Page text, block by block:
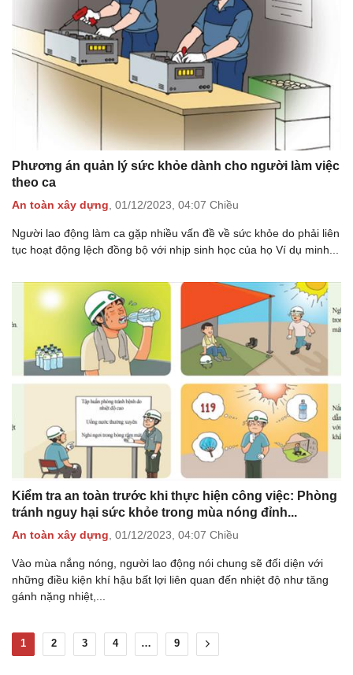
Phương án quản lý sức khỏe dành cho người làm việc
theo ca
An toàn xây dựng, 01/12/2023, 04:07 Chiều
Người lao động làm ca gặp nhiều vấn đề về sức khỏe do phải liên
tục hoạt động lệch đồng bộ với nhịp sinh học của họ Ví dụ minh...
Kiểm tra an toàn trước khi thực hiện công việc: Phòng
tránh nguy hại sức khỏe trong mùa nóng đỉnh...
An toàn xây dựng 01/12/2023, 04:07 Chiều
Vào mùa nắng nóng, người lao động nói chung sẽ đối diện với
những điều kiện khí hậu bất lợi liên quan đến nhiệt độ như tăng
gánh nặng nhiệt,...
1 2 3 4 … 9